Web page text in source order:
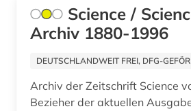
umweltbewusstsein (1)
umweltschutz (2)
umweltwissenschaften (3)
unterhaltung (1)
Science /
Archiv 1880-1996
DEUTSCHLANDWEIT FREI, DFG-
Archiv der Zeitschrift Science
Bezieher der aktuellen